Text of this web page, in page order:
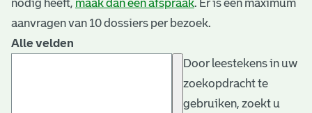
nodig heeft, maak dan een afspraak. Er is een maximum
aanvragen van 10 dossiers per bezoek.
Alle velden
Door leestekens in uw
zoekopdracht te
gebruiken, zoekt u